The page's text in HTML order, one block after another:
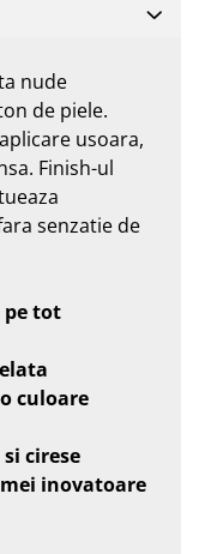
nude
de piele.
usoara,
Finish-ul
senzatie de
pe tot
culoare
cirese
inovatoare